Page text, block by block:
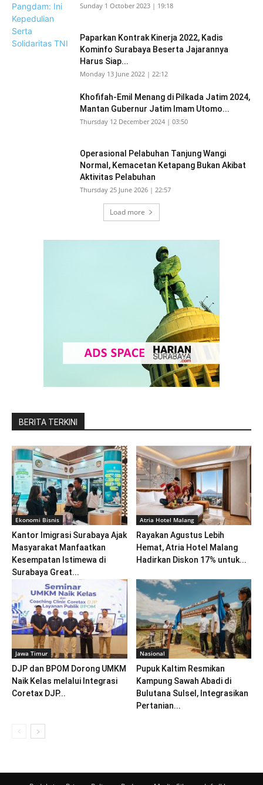
Sunday 1 October 2023 | 19:18
Paparkan Kontrak Kinerja 2022, Kadis
Kominfo Surabaya Beserta Jajarannya
Harus Siap...
Monday 13 June 2022 | 22:12
Khofifah-Emil Menang di Pilkada Jatim 2024,
Mantan Gubernur Jatim Imam Utomo...
Thursday 12 December 2024 | 03:50
Operasional Pelabuhan Tanjung Wangi
Normal, Kemacetan Ketapang Bukan Akibat
Aktivitas Pelabuhan
Thursday 25 June 2026 | 22:57
Load more
BERITA TERKINI
Ekonomi Bisnis
Kantor Imigrasi Surabaya Ajak
Masyarakat Manfaatkan
Kesempatan Istimewa di
Surabaya Great...
Atria Hotel Malang
Rayakan Agustus Lebih
Hemat, Atria Hotel Malang
Hadirkan Diskon 17% untuk...
Jawa Timur
DJP dan BPOM Dorong UMKM
Naik Kelas melalui Integrasi
Coretax DJP...
Nasional
Pupuk Kaltim Resmikan
Kampung Sawah Abadi di
Bulutana Sulsel, Integrasikan
Pertanian...